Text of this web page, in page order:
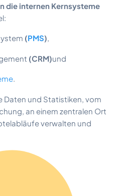
die internen Kernsysteme
(PMS),
(CRM)und
.
Daten und Statistiken, vom
an einem zentralen Ort
verwalten und